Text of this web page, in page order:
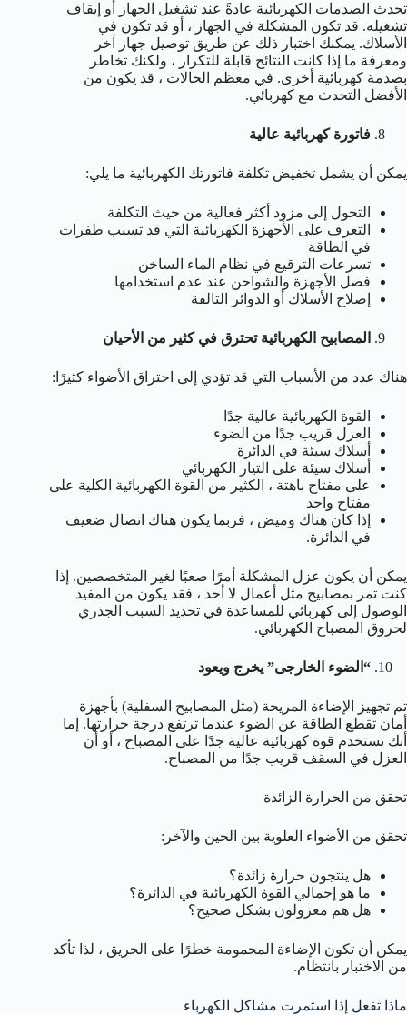
تحدث الصدمات الكهربائية عادةً عند تشغيل الجهاز أو إيقاف
تشغيله. قد تكون المشكلة في الجهاز ، أو قد تكون في
الأسلاك. يمكنك اختبار ذلك عن طريق توصيل جهاز آخر
ومعرفة ما إذا كانت النتائج قابلة للتكرار ، ولكنك تخاطر
بصدمة كهربائية أخرى. في معظم الحالات ، قد يكون من
الأفضل التحدث مع كهربائي.
فاتورة كهربائية عالية
يمكن أن يشمل تخفيض تكلفة فاتورتك الكهربائية ما يلي:
التحول إلى مزود أكثر فعالية من حيث التكلفة
التعرف على الأجهزة الكهربائية التي قد تسبب طفرات
في الطاقة
تسرعات الترقيع في نظام الماء الساخن
فصل الأجهزة والشواحن عند عدم استخدامها
إصلاح الأسلاك أو الدوائر التالفة
المصابيح الكهربائية تحترق في كثير من الأحيان
هناك عدد من الأسباب التي قد تؤدي إلى احتراق الأضواء كثيرًا:
القوة الكهربائية عالية جدًا
العزل قريب جدًا من الضوء
أسلاك سيئة في الدائرة
أسلاك سيئة على التيار الكهربائي
على مفتاح باهتة ، الكثير من القوة الكهربائية الكلية على
مفتاح واحد
إذا كان هناك وميض ، فربما يكون هناك اتصال ضعيف
في الدائرة.
يمكن أن يكون عزل المشكلة أمرًا صعبًا لغير المتخصصين. إذا
كنت تمر بمصابيح مثل أعمال لا أحد ، فقد يكون من المفيد
الوصول إلى كهربائي للمساعدة في تحديد السبب الجذري
لحروق المصباح الكهربائي.
“الضوء الخارجى” يخرج ويعود
تم تجهيز الإضاءة المريحة (مثل المصابيح السفلية) بأجهزة
أمان تقطع الطاقة عن الضوء عندما ترتفع درجة حرارتها. إما
أنك تستخدم قوة كهربائية عالية جدًا على المصباح ، أو أن
العزل في السقف قريب جدًا من المصباح.
تحقق من الحرارة الزائدة
تحقق من الأضواء العلوية بين الحين والآخر:
هل ينتجون حرارة زائدة؟
ما هو إجمالي القوة الكهربائية في الدائرة؟
هل هم معزولون بشكل صحيح؟
يمكن أن تكون الإضاءة المحمومة خطرًا على الحريق ، لذا تأكد
من الاختبار بانتظام.
ماذا تفعل إذا استمرت مشاكل الكهرباء